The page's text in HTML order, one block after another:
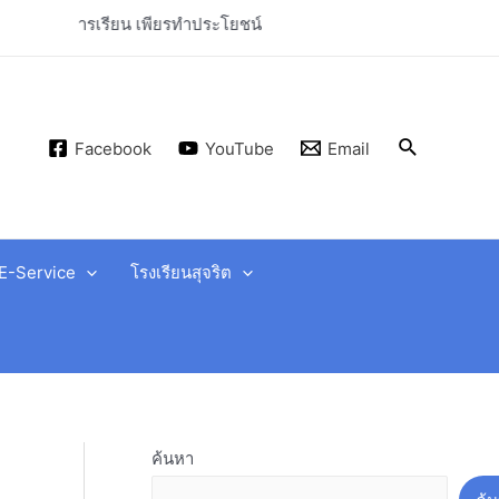
ทำประโยชน์
Facebook YouTube Email
Service โรงเรียนสุจริต
ค้นหา